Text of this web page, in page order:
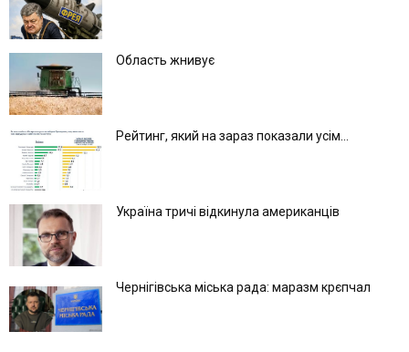
Область жнивує
Рейтинг, який на зараз показали усім...
Україна тричі відкинула американців
Чернігівська міська рада: маразм крєпчал